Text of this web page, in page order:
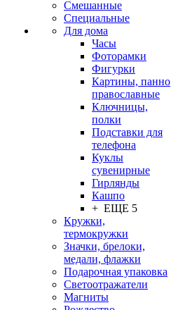
Смешанные
Специальные
Для дома
Часы
Фоторамки
Фигурки
Картины, панно
православные
Ключницы,
полки
Подставки для
телефона
Куклы
сувенирные
Гирлянды
Кашпо
+ ЕЩЕ 5
Кружки,
термокружки
Значки, брелоки,
медали, флажки
Подарочная упаковка
Светоотражатели
Магниты